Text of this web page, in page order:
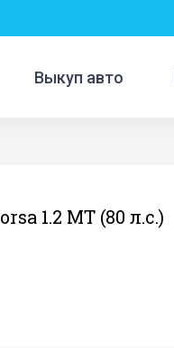
Выкуп авто
1.2 MT (80 л.с.)